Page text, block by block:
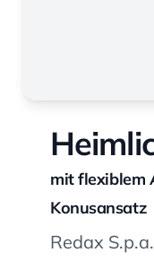
mit flexiblem
Konusansatz
Redax S.p.a.